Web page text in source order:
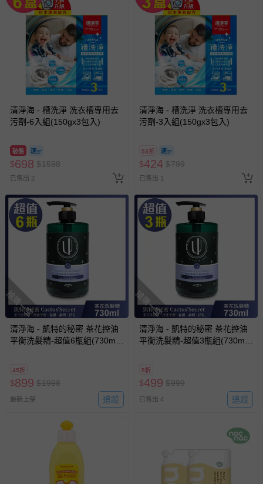
清淨海 - 槽洗淨 洗衣槽專用去
污劑-6入組(150gx3包入)
破盤
$698 $1598
已售出 2
清淨海 - 槽洗淨 洗衣槽專用去
污劑-3入組(150gx3包入)
53折
$424 $799
已售出 1
搶購一空
清淨海 - 凱特的秘密 茶花控油
平衡洗髮精-超值6瓶組(730ml/
45折
$899 $1998
最新上架 追蹤
搶購一空
清淨海 - 凱特的秘密 茶花控油
平衡洗髮精-超值3瓶組(730ml/
5折
$499 $999
已售出 4 追蹤